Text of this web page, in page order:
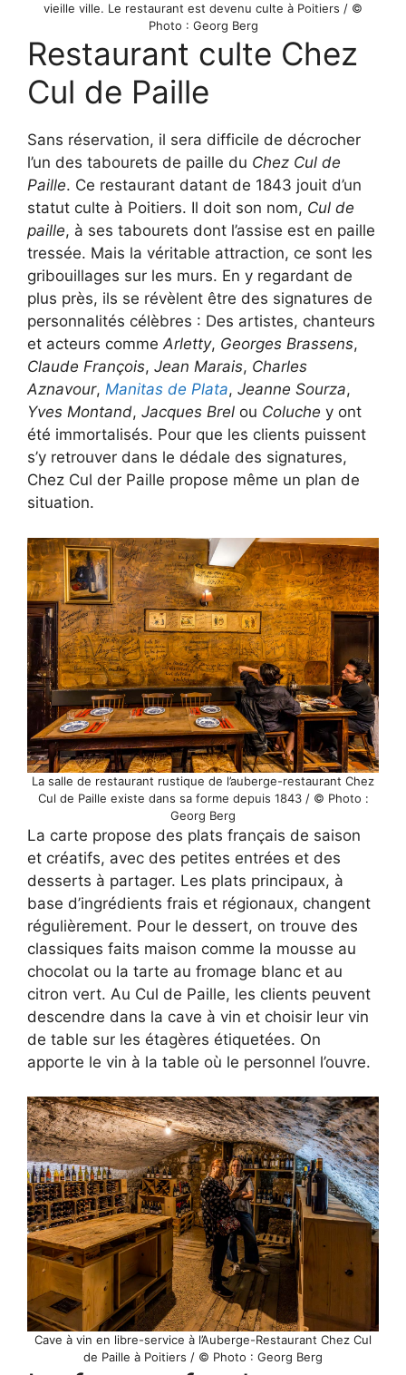
vieille ville. Le restaurant est devenu culte à Poitiers / ©
Photo : Georg Berg
Restaurant culte Chez
Cul de Paille
Sans réservation, il sera difficile de décrocher
l’un des tabourets de paille du Chez Cul de
Paille. Ce restaurant datant de 1843 jouit d’un
statut culte à Poitiers. Il doit son nom, Cul de
paille, à ses tabourets dont l’assise est en paille
tressée. Mais la véritable attraction, ce sont les
gribouillages sur les murs. En y regardant de
plus près, ils se révèlent être des signatures de
personnalités célèbres : Des artistes, chanteurs
et acteurs commeArletty, Georges Brassens,
Claude François, Jean Marais, Charles
Aznavour, Manitas de Plata, Jeanne Sourza,
Yves Montand, Jacques Brel ou Coluche y ont
été immortalisés. Pour que les clients puissent
s’y retrouver dans le dédale des signatures,
Chez Cul der Paille propose même un plan de
situation.
La salle de restaurant rustique de l’auberge-restaurant Chez
Cul de Paille existe dans sa forme depuis 1843 / © Photo :
Georg Berg
La carte propose des plats français de saison
et créatifs, avec des petites entrées et des
desserts à partager. Les plats principaux, à
base d’ingrédients frais et régionaux, changent
régulièrement. Pour le dessert, on trouve des
classiques faits maison comme la mousse au
chocolat ou la tarte au fromage blanc et au
citron vert. Au Cul de Paille, les clients peuvent
descendre dans la cave à vin et choisir leur vin
de table sur les étagères étiquetées. On
apporte le vin à la table où le personnel l’ouvre.
Cave à vin en libre-service à l’Auberge-Restaurant Chez Cul
de Paille à Poitiers / © Photo : Georg Berg